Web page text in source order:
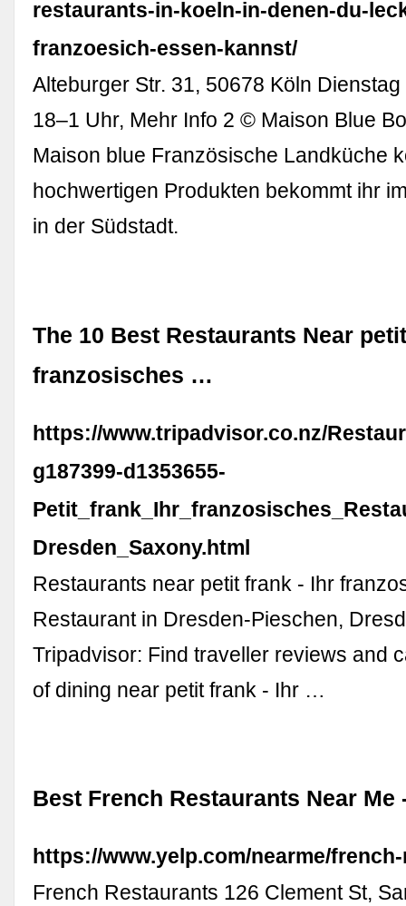
restaurants-in-koeln-in-denen-du-
franzoesich-essen-kannst/
Alteburger Str. 31, 50678 Köln
18–1 Uhr, Mehr Info 2 © Maison Blue
Maison blue Französische Landküche
hochwertigen Produkten bekommt ihr
in der Südstadt.
The 10 Best Restaurants Near
franzosisches …
https://www.tripadvisor.co.nz/
g187399-d1353655-
Dresden_Saxony.html
Restaurants near petit frank - Ihr
Restaurant in Dresden-Pieschen,
Tripadvisor: Find traveller reviews and
of dining near petit frank - Ihr …
Best French Restaurants Near Me
https://www.yelp.com/nearme/
French Restaurants 126 Clement St,